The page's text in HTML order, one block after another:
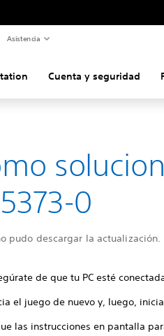
Asistencia
Cuenta y seguridad
0
pudo descargar la actualización.
de que tu PC esté
el juego de nuevo y, luego,
las instrucciones en pantalla